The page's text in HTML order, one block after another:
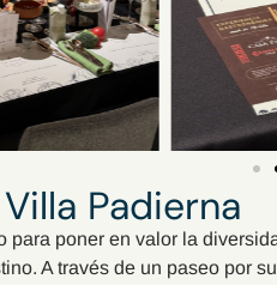
Padierna
para poner en valor la
A través de un paseo por